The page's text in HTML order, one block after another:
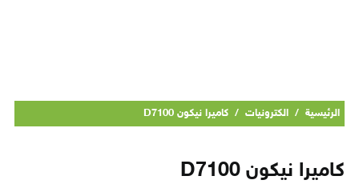
الرئيسية / الكترونيات / كاميرا نيكون D7100
كاميرا نيكون D7100